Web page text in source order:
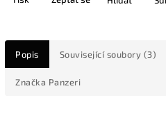
Popis Související soubory (3)
Značka Panzeri